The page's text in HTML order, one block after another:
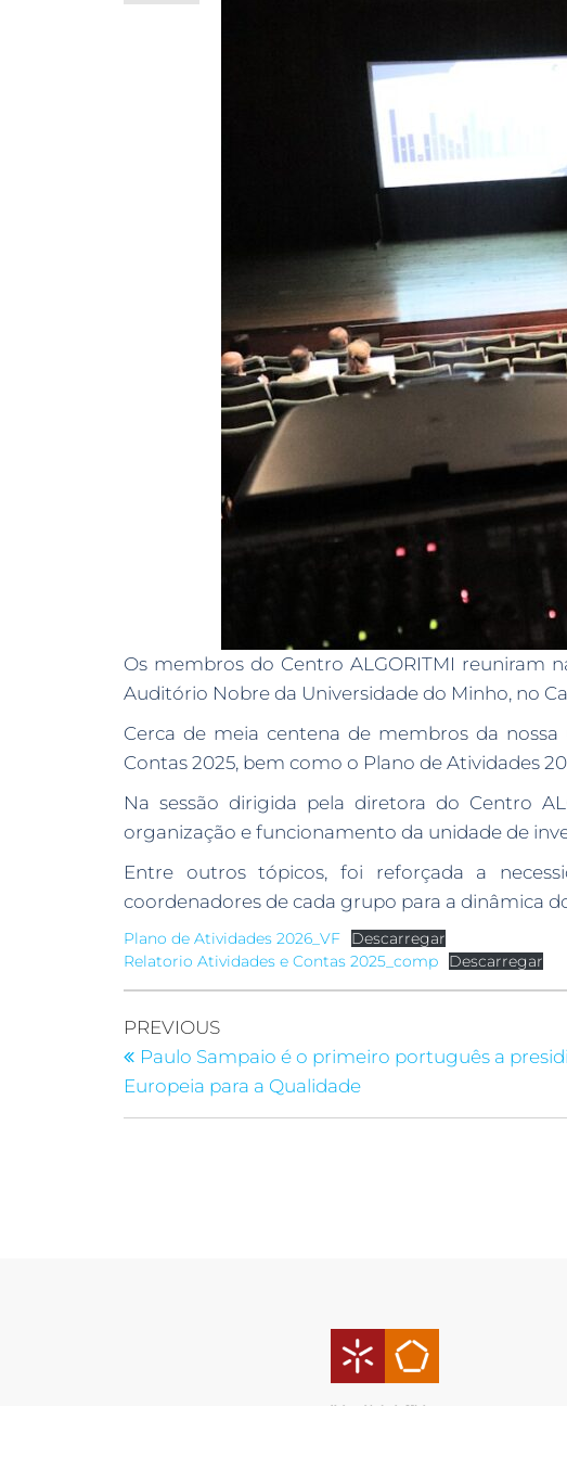
Os membros do Centro ALGORITMI reuniram
Auditório Nobre da Universidade do Minho, no
Cerca de meia centena de membros da
Contas 2025, bem como o Plano de Atividades
Na sessão dirigida pela diretora do Centro
organização e funcionamento da unidade de
Entre outros tópicos, foi reforçada a
coordenadores de cada grupo para a dinâmica
Plano de Atividades 2026_VF
Descarregar
Relatorio Atividades e Contas 2025_comp
Descarregar
PREVIOUS
Paulo Sampaio é o primeiro português a
Europeia para a Qualidade